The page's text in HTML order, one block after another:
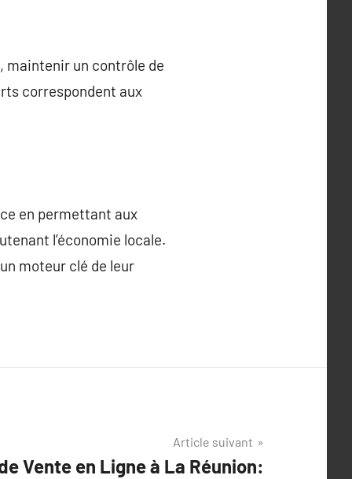
maintenir un contrôle de
correspondent aux
en permettant aux
l’économie locale.
moteur clé de leur
Article suivant
Vente en Ligne à La Réunion: